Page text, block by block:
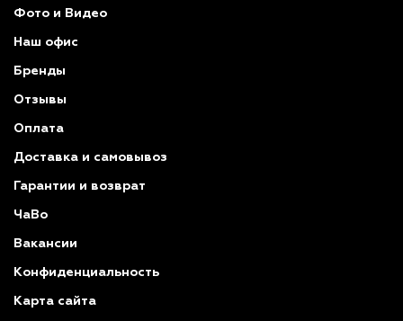
Фото и Видео
Наш офис
Бренды
Отзывы
Оплата
Доставка и самовывоз
Гарантии и возврат
ЧаВо
Вакансии
Конфиденциальность
Карта сайта